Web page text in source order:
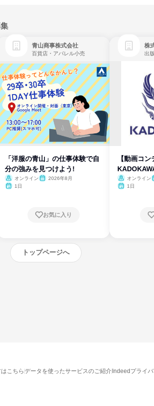
青山商事株式会社
百貨店・アパレル小売
「洋服の青山」の仕事体験で自
分の強みを見つけよう!
オンライン
2026年8月
1日
お気に入り
株
出
【動画コン
オンライン
1日
トップページへ
こちら データを使ったサービスのご紹介 Indeedプライ